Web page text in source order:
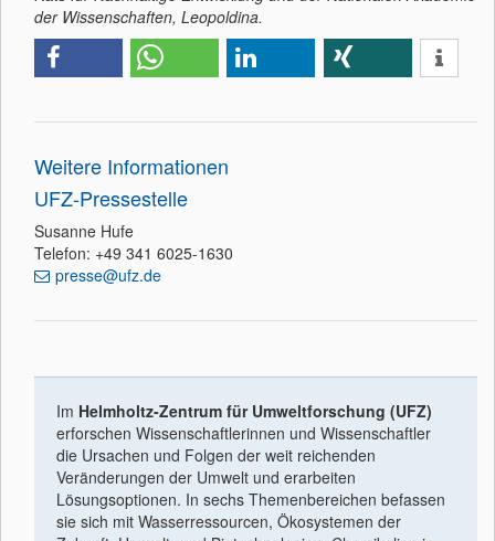
der Wissenschaften, Leopoldina.
Weitere Informationen
UFZ-Pressestelle
Susanne Hufe
Telefon: +49 341 6025-1630
presse@ufz.de
Im Helmholtz-Zentrum für Umweltforschung (UFZ)
erforschen Wissenschaftlerinnen und Wissenschaftler
die Ursachen und Folgen der weit reichenden
Veränderungen der Umwelt und erarbeiten
Lösungsoptionen. In sechs Themenbereichen befassen
sie sich mit Wasserressourcen, Ökosystemen der